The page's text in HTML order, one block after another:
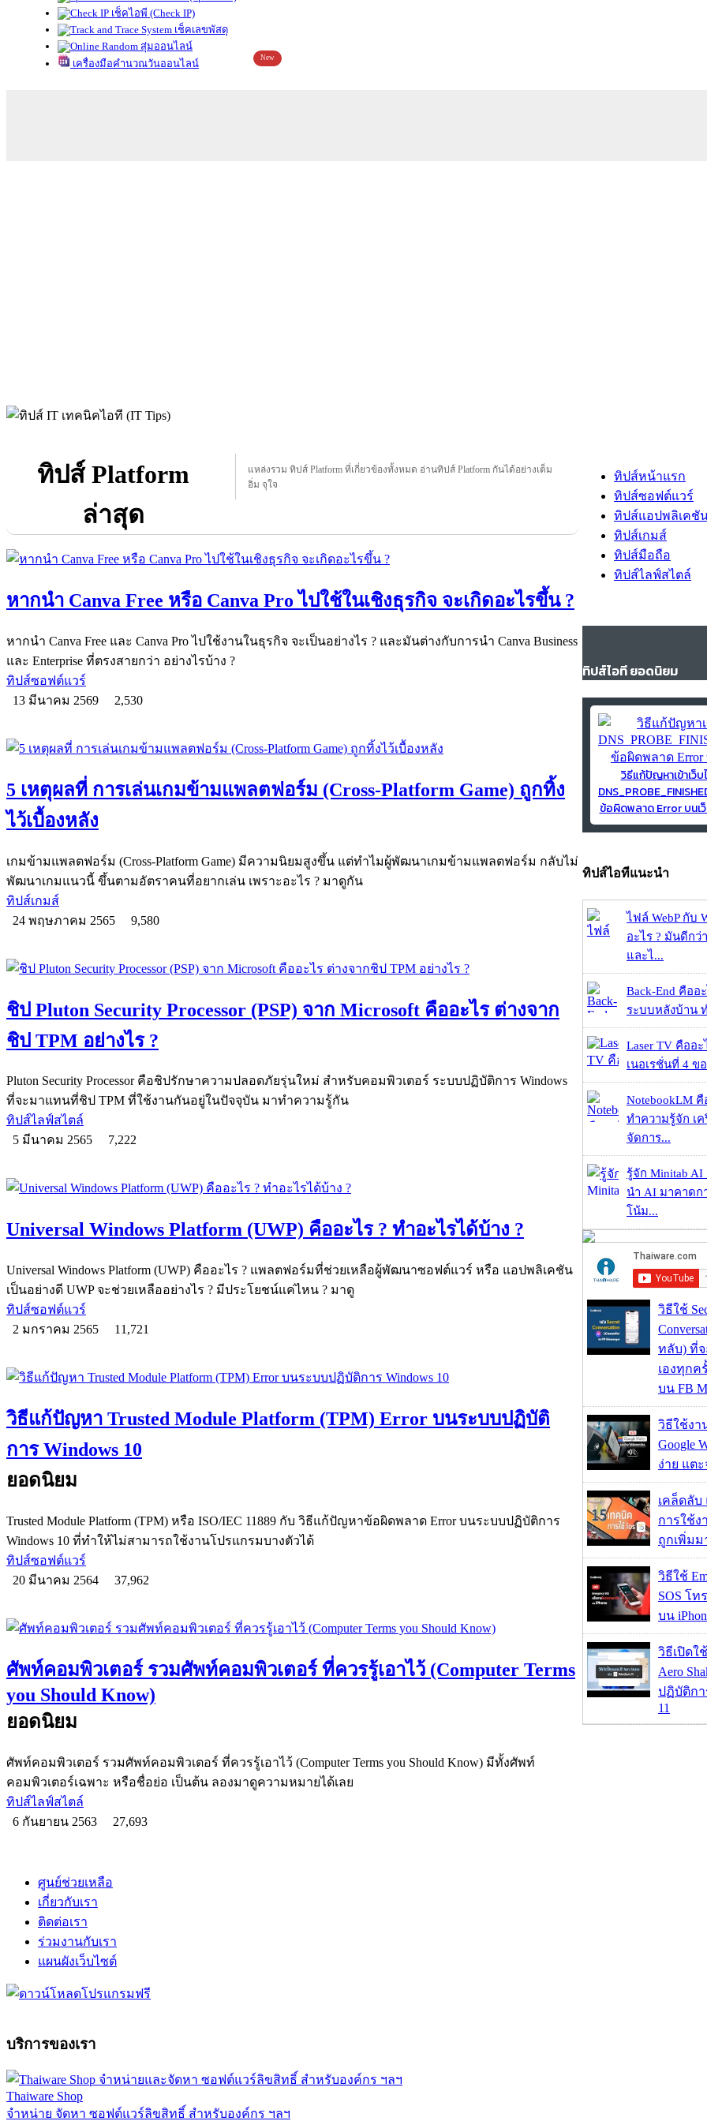
เช็คไอพี (Check IP)
เช็คเลขพัสดุ
สุ่มออนไลน์
เครื่องมือคำนวณวันออนไลน์
New
ทิปส์ Platform
ล่าสุด
แหล่งรวม ทิปส์ Platform ที่เกี่ยวข้องทั้งหมด อ่านทิปส์ Platform กันได้อย่างเต็ม
อิ่ม จุใจ
หากนำ Canva Free หรือ Canva Pro ไปใช้ในเชิงธุรกิจ จะเกิดอะไรขึ้น ?
หากนำ Canva Free และ Canva Pro ไปใช้งานในธุรกิจ จะเป็นอย่างไร ? และมันต่างกับการนำ Canva Business
และ Enterprise ที่ตรงสายกว่า อย่างไรบ้าง ?
ทิปส์ซอฟต์แวร์
13 มีนาคม 2569
2,530
5 เหตุผลที่ การเล่นเกมข้ามแพลตฟอร์ม (Cross-Platform Game) ถูกทิ้ง
ไว้เบื้องหลัง
เกมข้ามแพลตฟอร์ม (Cross-Platform Game) มีความนิยมสูงขึ้น แต่ทำไมผู้พัฒนาเกมข้ามแพลตฟอร์ม กลับไม่
พัฒนาเกมแนวนี้ ขึ้นตามอัตราคนที่อยากเล่น เพราะอะไร ? มาดูกัน
ทิปส์เกมส์
24 พฤษภาคม 2565
9,580
ชิป Pluton Security Processor (PSP) จาก Microsoft คืออะไร ต่างจาก
ชิป TPM อย่างไร ?
Pluton Security Processor คือชิปรักษาความปลอดภัยรุ่นใหม่ สำหรับคอมพิวเตอร์ ระบบปฏิบัติการ Windows
ที่จะมาแทนที่ชิป TPM ที่ใช้งานกันอยู่ในปัจจุบัน มาทำความรู้กัน
ทิปส์ไลฟ์สไตล์
5 มีนาคม 2565
7,222
Universal Windows Platform (UWP) คืออะไร ? ทำอะไรได้บ้าง ?
Universal Windows Platform (UWP) คืออะไร ? แพลตฟอร์มที่ช่วยเหลือผู้พัฒนาซอฟต์แวร์ หรือ แอปพลิเคชัน
เป็นอย่างดี UWP จะช่วยเหลืออย่างไร ? มีประโยชน์แค่ไหน ? มาดู
ทิปส์ซอฟต์แวร์
2 มกราคม 2565
11,721
วิธีแก้ปัญหา Trusted Module Platform (TPM) Error บนระบบปฏิบัติ
การ Windows 10
ยอดนิยม
Trusted Module Platform (TPM) หรือ ISO/IEC 11889 กับ วิธีแก้ปัญหาข้อผิดพลาด Error บนระบบปฏิบัติการ
Windows 10 ที่ทำให้ไม่สามารถใช้งานโปรแกรมบางตัวได้
ทิปส์ซอฟต์แวร์
20 มีนาคม 2564
37,962
ศัพท์คอมพิวเตอร์ รวมศัพท์คอมพิวเตอร์ ที่ควรรู้เอาไว้ (Computer Terms
you Should Know)
ยอดนิยม
ศัพท์คอมพิวเตอร์ รวมศัพท์คอมพิวเตอร์ ที่ควรรู้เอาไว้ (Computer Terms you Should Know) มีทั้งศัพท์
คอมพิวเตอร์เฉพาะ หรือชื่อย่อ เป็นต้น ลองมาดูความหมายได้เลย
ทิปส์ไลฟ์สไตล์
6 กันยายน 2563
27,693
ทิปส์หน้าแรก
ทิปส์ซอฟต์แวร์
ทิปส์แอปพลิเคชั
ทิปส์เกมส์
ทิปส์มือถือ
ทิปส์ไลฟ์สไตล์
ทิปส์ไอที ยอดนิยม
วิธีแก้ปัญหาเข้าเว็บ
ข้อผิดพลาด Error บนเว็
ทิปส์ไอทีแนะนำ
ไฟล์ WebP กับ
อะไร ? มันดีกว่
และไ...
Back-End คืออ
ระบบหลังบ้าน
Laser TV คืออะ
เนอเรชั่นที่ 4 ข
NotebookLM คื
ทำความรู้จัก เ
จัดการ...
รู้จัก Minitab
นำ AI มาคาด
โน้ม...
วิธีใช้
ทลับ) ที่
เองทุกค
บน FB
วิธีใช้งา
Google
ง่าย แต
เคล็ดลับ
การใช้ง
ถูกเพิ่มม
วิธีใช้
SOS โ
บน
วิธีเปิด
Aero
ปฏิบัติกา
11
ศูนย์ช่วยเหลือ
เกี่ยวกับเรา
ติดต่อเรา
ร่วมงานกับเรา
แผนผังเว็บไซต์
บริการของเรา
Thaiware Shop
จำหน่าย จัดหา ซอฟต์แวร์ลิขสิทธิ์ สำหรับองค์กร ฯลฯ